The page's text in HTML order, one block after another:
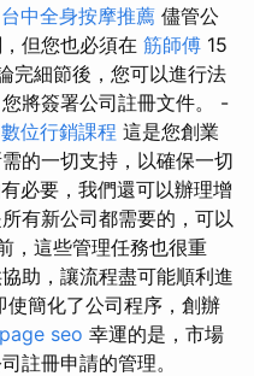
台中全身按摩推薦 儘管公
但您也必須在 筋師傅 15
完細節後，您可以進行法
將簽署公司註冊文件。 -
數位行銷課程 這是您創業
的一切支持，以確保一切
必要，我們還可以辦理增
有新公司都需要的，可以
，這些管理任務也很重
助，讓流程盡可能順利進
簡化了公司程序，創辦
seo 幸運的是，市場
註冊申請的管理。